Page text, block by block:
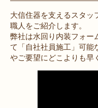
大信住器を支えるスタッ
職人をご紹介します。
弊社は水回り内装フォー
て「自社社員施工」可能
やご要望にどこよりも早